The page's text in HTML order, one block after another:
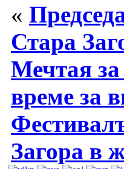
«
Стара
Мечтая за
време за
Загора в